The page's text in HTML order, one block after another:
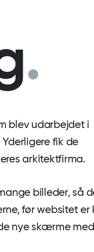
.
blev udarbejdet i
fik de
arkitektfirma.
billeder, så
før websitet er
nye skærme